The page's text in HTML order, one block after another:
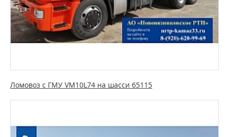
Ломовоз с ГМУ VM10L74 на шасси 65115